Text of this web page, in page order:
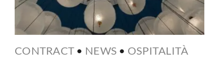
CONTRACT • NEWS • OSPITALITÀ